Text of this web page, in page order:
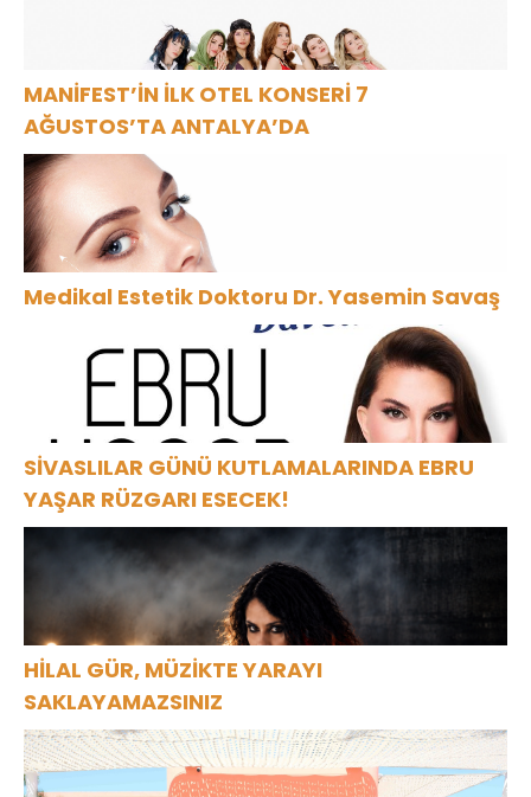
MANİFEST’İN İLK OTEL KONSERİ 7
AĞUSTOS’TA ANTALYA’DA
Medikal Estetik Doktoru Dr. Yasemin Savaş
SİVASLILAR GÜNÜ KUTLAMALARINDA EBRU
YAŞAR RÜZGARI ESECEK!
HİLAL GÜR, MÜZİKTE YARAYI
SAKLAYAMAZSINIZ